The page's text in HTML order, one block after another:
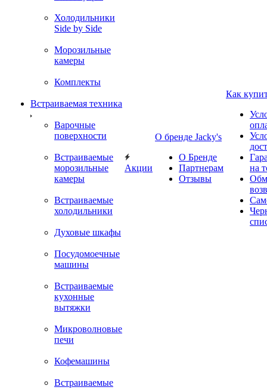
Холодильники
Side by Side
Морозильные
камеры
Комплекты
Встраиваемая техника
Варочные
поверхности
Встраиваемые
морозильные
камеры
Встраиваемые
холодильники
Духовые шкафы
Посудомоечные
машины
Встраиваемые
кухонные
вытяжки
Микроволновые
печи
Кофемашины
Встраиваемые
Акции
О бренде Jacky's
О Бренде
Партнерам
Отзывы
Как
на